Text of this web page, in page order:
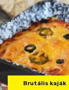
Brutális kaják